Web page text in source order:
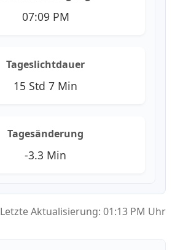
07:09 PM
Tageslichtdauer
15 Std 7 Min
Tagesänderung
-3.3 Min
Letzte Aktualisierung: 01:13 PM Uhr